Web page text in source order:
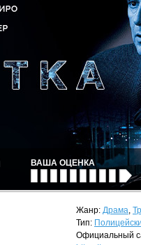
ВАША ОЦЕНКА
Жанр: Драма,
Тип:
Официальный